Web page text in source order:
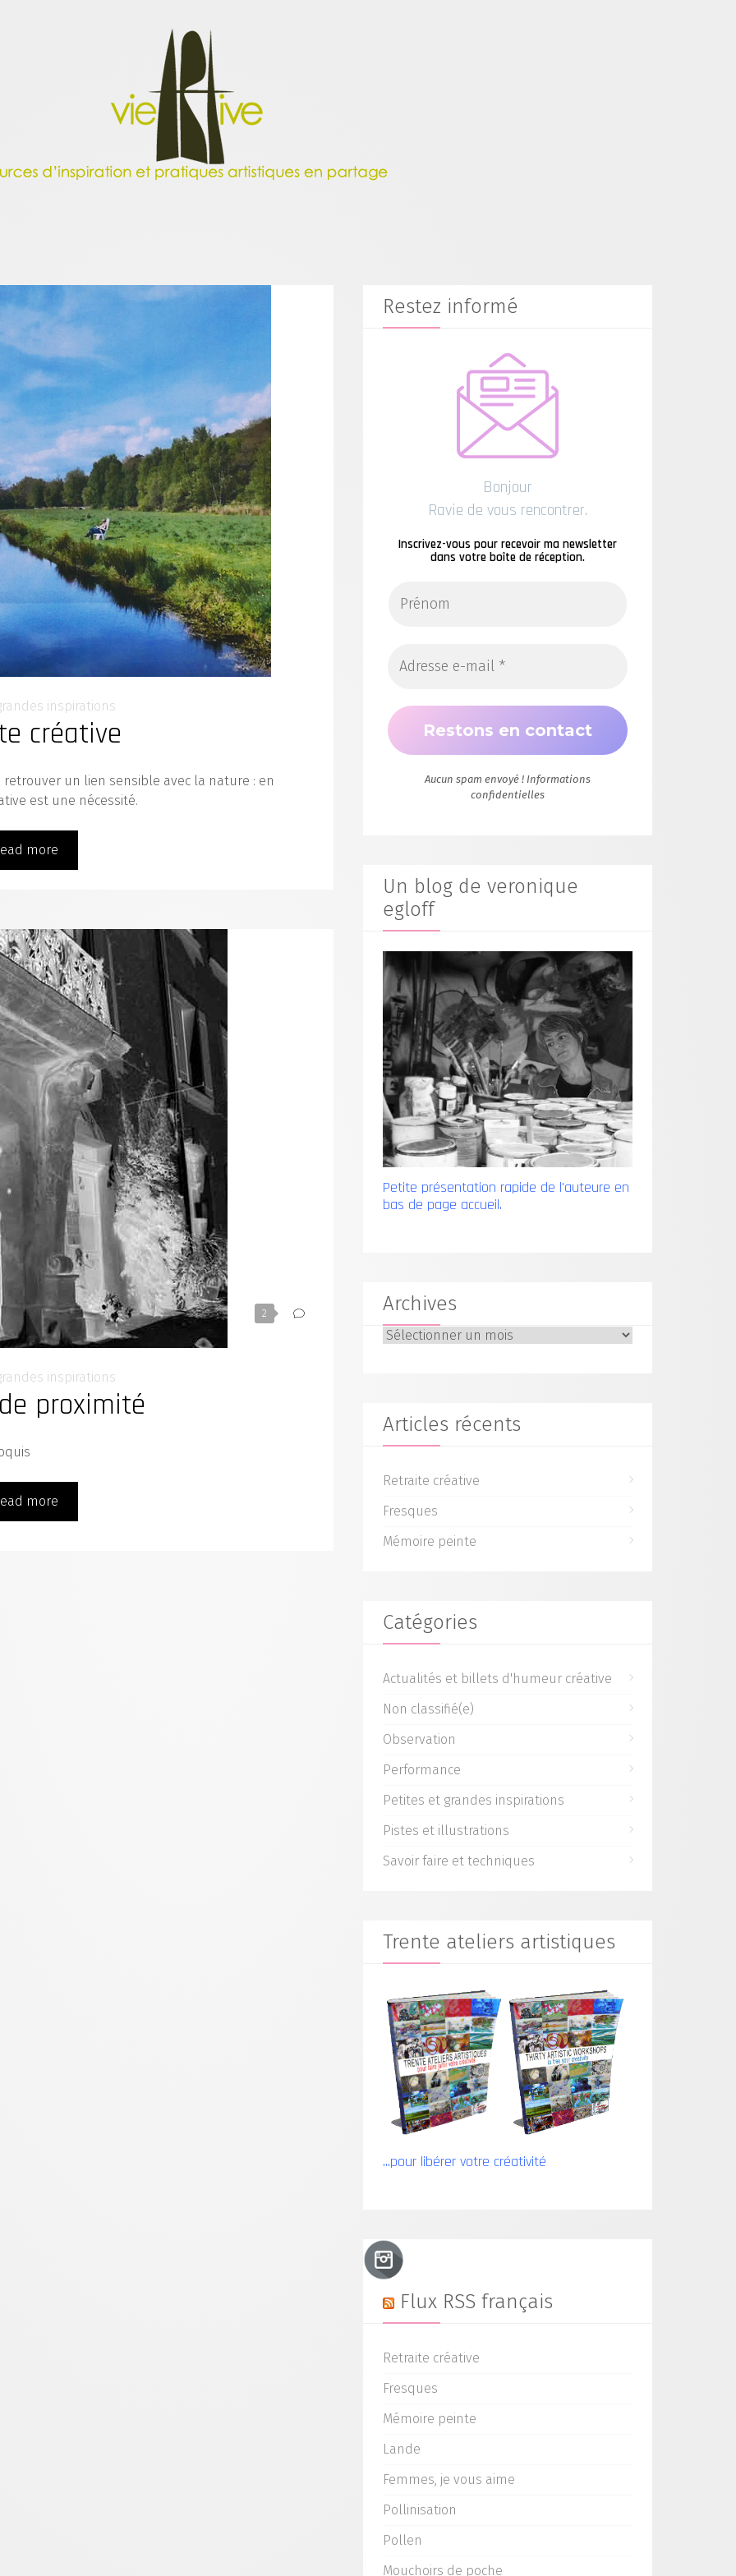
inspirations
créative
un lien sensible avec la nature : en
est une nécessité.
more
2
inspirations
proximité
more
Restez informé
Bonjour
Ravie de vous rencontrer.
Inscrivez-vous pour recevoir ma newsletter
dans votre boîte de réception.
Aucun spam envoyé ! Informations
confidentielles
Un blog de veronique
egloff
Petite présentation rapide de l'auteure en
bas de page accueil.
Archives
Articles récents
Retraite créative
Fresques
Mémoire peinte
Catégories
Actualités et billets d'humeur créative
Non classifié(e)
Observation
Performance
Petites et grandes inspirations
Pistes et illustrations
Savoir faire et techniques
Trente ateliers artistiques
...pour libérer votre créativité
Flux RSS français
Retraite créative
Fresques
Mémoire peinte
Lande
Femmes, je vous aime
Pollinisation
Pollen
Mouchoirs de poche